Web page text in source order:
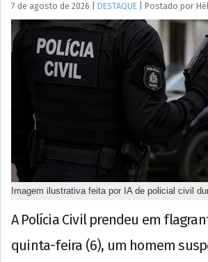
7 de agosto de 2026 DESTAQUE Postado por
Imagem ilustrativa feita por IA de policial civil
A Polícia Civil prendeu em
quinta-feira (6), um homem